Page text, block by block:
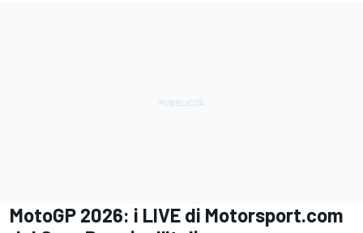
MotoGP 2026: i LIVE di Motorsport.com